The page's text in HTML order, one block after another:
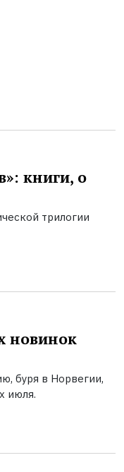
книги, о
трилогии
новинок
буря в Норвегии,
июля.